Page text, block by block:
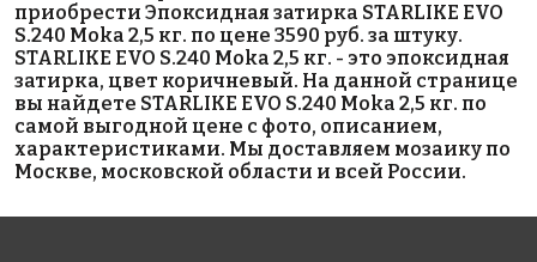
386 руб.
цементная
затирка
LITOCHROM
1-6 LUXURY
6960 руб.
эпоксидная
затирка
STARLIKE
EVO S.120
PIOMBO 5 кг
1474 руб.
гидроизоляция
PRIMER L - M, 5
кг
приобрести Эпоксидная затирка STARLIKE EVO
S.240 Moka 2,5 кг. по цене 3590 руб. за штуку.
STARLIKE EVO S.240 Moka 2,5 кг. - это эпоксидная
затирка, цвет коричневый. На данной странице
вы найдете STARLIKE EVO S.240 Moka 2,5 кг. по
самой выгодной цене с фото, описанием,
характеристиками. Мы доставляем мозаику по
Москве, московской области и всей России.